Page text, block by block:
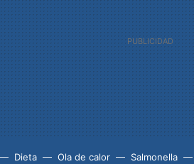
Dieta Ola de calor Salmonella